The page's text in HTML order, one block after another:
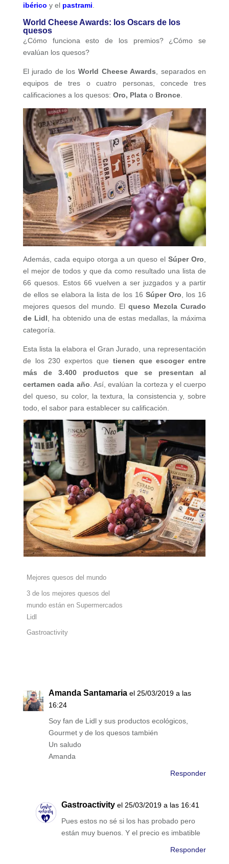
ibérico y el pastrami
World Cheese Awards: los Oscars de los
quesos
¿Cómo funciona esto de los premios? ¿Cómo se
evalúan los quesos?
El jurado de los World Cheese Awards , separados en
equipos de tres o cuatro personas, concede tres
calificaciones a los quesos: Oro, Plata oBronce.
Además, cada equipo otorga a un queso elSúper Oro
el mejor de todos y que da como resultado una lista de
66 quesos. Estos 66 vuelven a ser juzgados y a partir
de ellos se elabora la lista de los 16 Súper Oro , los 16
mejores quesos del mundo. Elqueso Mezcla Curado
de Lidl , ha obtenido una de estas medallas, la máxima
categoría.
Esta lista la elabora el Gran Jurado, una representación
de los 230 expertos que tienen que escoger entre
más de 3.400 productos que se presentan al
certamen cada año . Así, evalúan la corteza y el cuerpo
del queso, su color, la textura, la consistencia y, sobre
todo, el sabor para establecer su calificación.
Mejores quesos del mundo
3 de los mejores quesos del
mundo están en Supermercados
Lidl
Gastroactivity
Amanda Santamaria el 25/03/2019 a las
16:24
Soy fan de Lidl y sus productos ecológicos,
Gourmet y de los quesos también
Un saludo
Amanda
Responder
Gastroactivity el 25/03/2019 a las 16:41
Pues estos no sé si los has probado pero
están muy buenos. Y el precio es imbatible
Responder